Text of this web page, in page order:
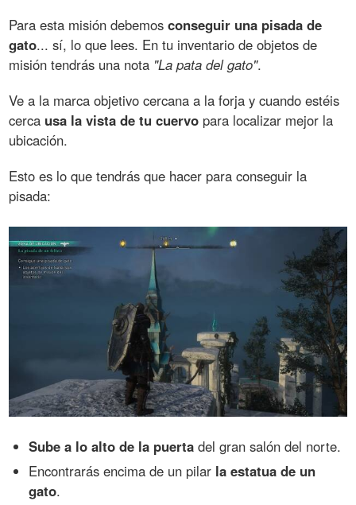
Para esta misión debemosconseguir una pisada de
gato... sí, lo que lees. En tu inventario de objetos de
misión tendrás una nota "La pata del gato".
Ve a la marca objetivo cercana a la forja y cuando estéis
cerca usa la vista de tu cuervo para localizar mejor la
ubicación.
Esto es lo que tendrás que hacer para conseguir la
pisada:
Sube a lo alto de la puerta del gran salón del norte.
Encontrarás encima de un pilar la estatua de un
gato.